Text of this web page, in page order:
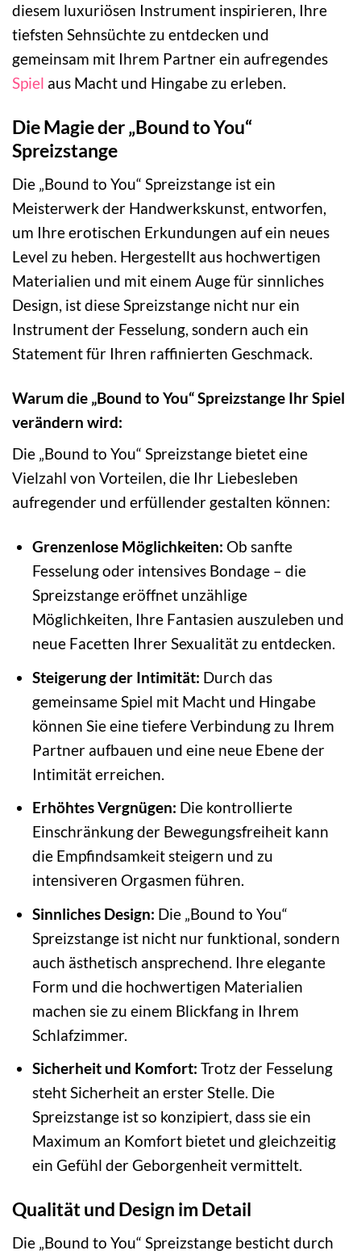
diesem luxuriösen Instrument inspirieren, Ihre
tiefsten Sehnsüchte zu entdecken und
gemeinsam mit Ihrem Partner ein aufregendes
Spiel aus Macht und Hingabe zu erleben.
Die Magie der „Bound to You“
Spreizstange
Die „Bound to You“ Spreizstange ist ein
Meisterwerk der Handwerkskunst, entworfen,
um Ihre erotischen Erkundungen auf ein neues
Level zu heben. Hergestellt aus hochwertigen
Materialien und mit einem Auge für sinnliches
Design, ist diese Spreizstange nicht nur ein
Instrument der Fesselung, sondern auch ein
Statement für Ihren raffinierten Geschmack.
Warum die „Bound to You“ Spreizstange Ihr Spiel
verändern wird:
Die „Bound to You“ Spreizstange bietet eine
Vielzahl von Vorteilen, die Ihr Liebesleben
aufregender und erfüllender gestalten können:
Grenzenlose Möglichkeiten: Ob sanfte
Fesselung oder intensives Bondage – die
Spreizstange eröffnet unzählige
Möglichkeiten, Ihre Fantasien auszuleben und
neue Facetten Ihrer Sexualität zu entdecken.
Steigerung der Intimität: Durch das
gemeinsame Spiel mit Macht und Hingabe
können Sie eine tiefere Verbindung zu Ihrem
Partner aufbauen und eine neue Ebene der
Intimität erreichen.
Erhöhtes Vergnügen: Die kontrollierte
Einschränkung der Bewegungsfreiheit kann
die Empfindsamkeit steigern und zu
intensiveren Orgasmen führen.
Sinnliches Design: Die „Bound to You“
Spreizstange ist nicht nur funktional, sondern
auch ästhetisch ansprechend. Ihre elegante
Form und die hochwertigen Materialien
machen sie zu einem Blickfang in Ihrem
Schlafzimmer.
Sicherheit und Komfort: Trotz der Fesselung
steht Sicherheit an erster Stelle. Die
Spreizstange ist so konzipiert, dass sie ein
Maximum an Komfort bietet und gleichzeitig
ein Gefühl der Geborgenheit vermittelt.
Qualität und Design im Detail
Die „Bound to You“ Spreizstange besticht durch